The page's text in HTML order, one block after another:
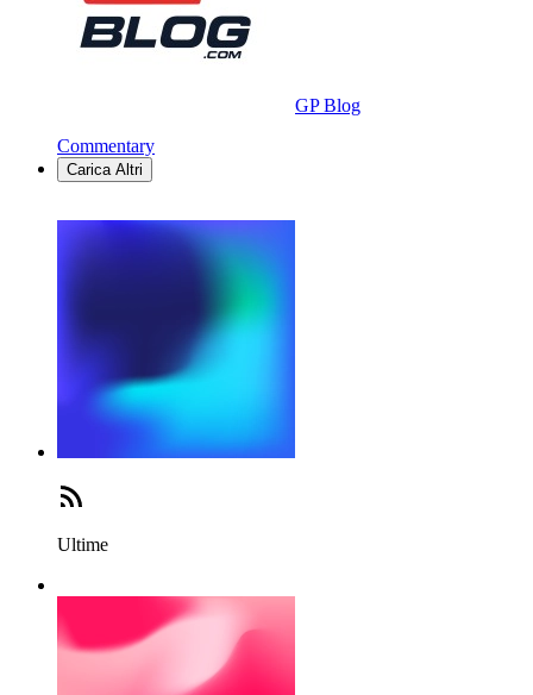
GP Blog
Commentary
Carica Altri
Ultime